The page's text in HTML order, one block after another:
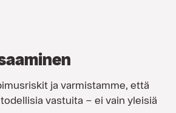
ja varmistamme, että
vastuita – ei vain yleisiä